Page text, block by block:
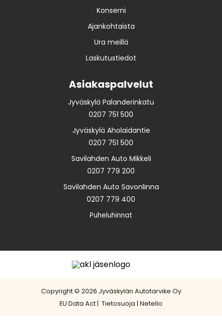
Konserni
Ajankohtaista
Ura meillä
Laskutustiedot
Asiakaspalvelut
Jyväskylä Palanderinkatu
0207 751 500
Jyväskylä Aholaidantie
0207 751 500
Savilahden Auto Mikkeli
0207 779 200
Savilahden Auto Savonlinna
0207 779 400
Puheluhinnat
Copyright © 2026 Jyväskylän Autotarvike Oy
EU Data Act | Tietosuoja | Netello